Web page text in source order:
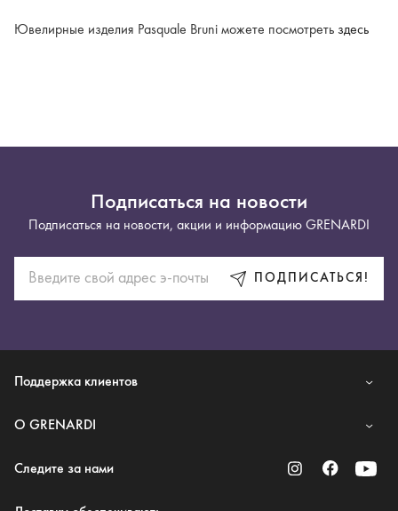
Ювелирные изделия Pasquale Bruni можете посмотреть здесь
Подписаться на новости
Подписаться на новости, акции и информацию GRENARDI
ПОДПИСАТЬСЯ!
Поддержка клиентов
O GRENARDI
Следите за нами